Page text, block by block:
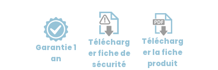
Garantie1
an
Télécharg
erfiche de
sécurité
Télécharg
erla fiche
produit